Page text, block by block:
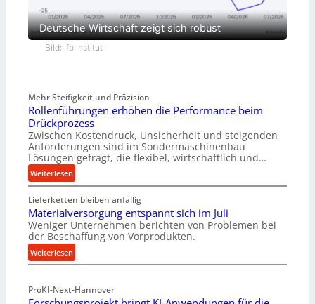
Deutsche Wirtschaft zeigt sich robust
Bild: Ifo Institut
Mehr Steifigkeit und Präzision
Rollenführungen erhöhen die Performance beim
Drückprozess
Zwischen Kostendruck, Unsicherheit und steigenden
Anforderungen sind im Sondermaschinenbau
Lösungen gefragt, die flexibel, wirtschaftlich und…
Weiterlesen:
R
o
l
l
e
n
f
h
Lieferketten bleiben anfällig
Materialversorgung entspannt sich im Juli
Weniger Unternehmen berichten von Problemen bei
der Beschaffung von Vorprodukten.
Weiterlesen:
M
t
ProKI-Next-Hannover